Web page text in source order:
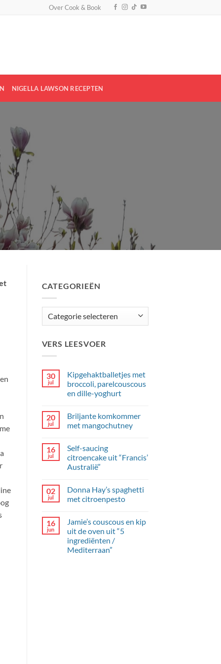
Over Cook & Book
NIGELLA LAWSON RECEPTEN
CATEGORIEËN
Categorieën
VERS LEESVOER
30
jul
Kipgehaktballetjes met
broccoli, parelcouscous
en dille-yoghurt
op
Kipgehaktballetjes
met
en
dille-
yoghurt
20
jul
Briljante komkommer
met mangochutney
op
Briljante
komkommer
met
16
jul
Self-saucing
citroencake uit “Francis’
Australië”
op
saucing
“Francis’
Australië”
02
jul
Donna Hay’s spaghetti
met citroenpesto
op
Donna
Hay’s
spaghetti
met
citroenpesto
16
jun
Jamie’s couscous en kip
uit de oven uit “5
ingrediënten /
Mediterraan”